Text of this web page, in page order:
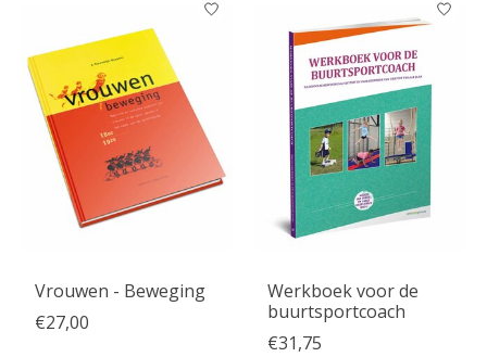
Vrouwen - Beweging
€27,00
Werkboek voor de
buurtsportcoach
€31,75